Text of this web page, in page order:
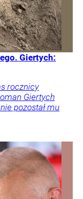
Giertych:
rocznicy
Giertych
pozostał mu